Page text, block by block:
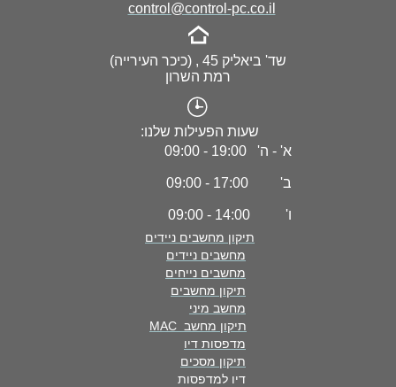
control@control-pc.co.il
שד' ביאליק 45 , (כיכר העירייה)
רמת השרון
א' - ה' 19:00 - 09:00
ב' 17:00 - 09:00
ו' 14:00 - 09:00
שעות הפעילות שלנו:
מחשבים ניידים
מחשבים נייחים
מחשב מיני
מדפסות דיו
דיו למדפסות
תיקון מחשבים ניידים
תיקון מחשבים
תיקון מסכים
תיקון מחשב MAC